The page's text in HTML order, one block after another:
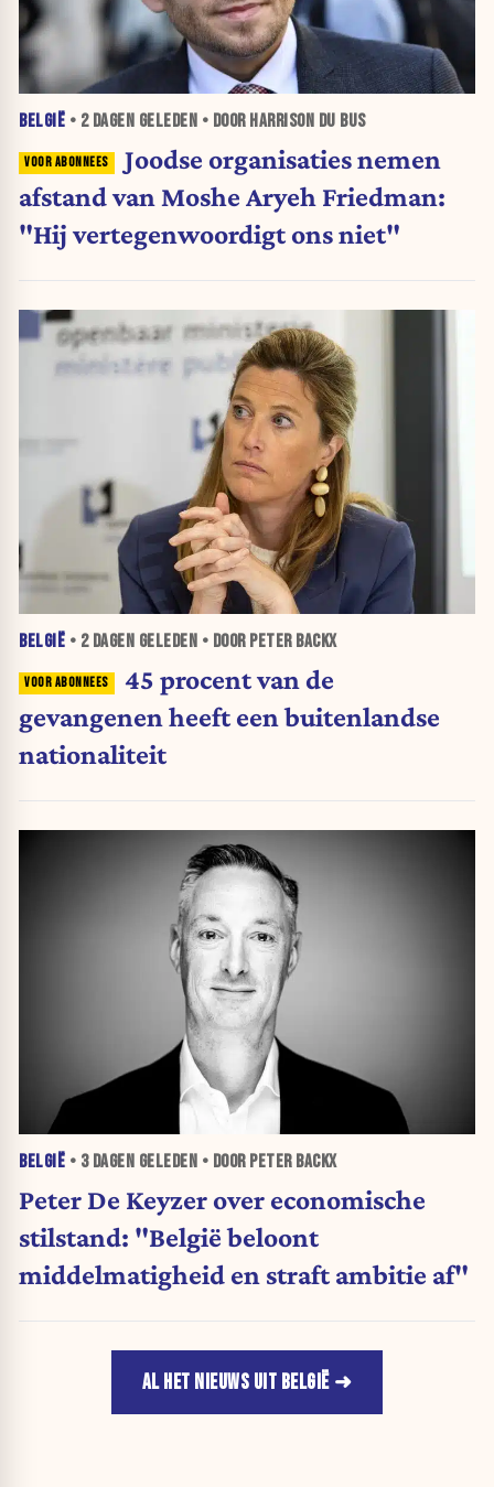
BELGIË • 2 DAGEN GELEDEN • DOOR HARRISON DU BUS
Joodse organisaties nemen
afstand van Moshe Aryeh Friedman:
"Hij vertegenwoordigt ons niet"
BELGIË • 2 DAGEN GELEDEN • DOOR PETER BACKX
45 procent van de
gevangenen heeft een buitenlandse
nationaliteit
BELGIË • 3 DAGEN GELEDEN • DOOR PETER BACKX
Peter De Keyzer over economische
stilstand: "België beloont
middelmatigheid en straft ambitie af"
AL HET NIEUWS UIT BELGIË